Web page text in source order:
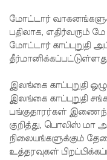
ன்
அடித்தள
பிரதமர்!
நீர்கொழு
ம்பு சிறை
வன்முறை
மோட்டார்
பதிலாக, எதிர்வரும்
மோட்டார் காப்புறுதி
இலங்கை காப்புறுதி
இலங்கை காப்புறுதி
பங்குதாரர்கள்
குறித்து, பொலிஸ்
நிலையங்களுக்கும்
உத்தரவுகள்